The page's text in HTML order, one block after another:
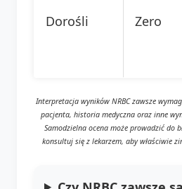
Dorośli Zero
Interpretacja wyników NRBC zawsze
pacjenta, historia medyczna oraz inne
Samodzielna ocena może prowadzić do
konsultuj się z lekarzem, aby właściwie